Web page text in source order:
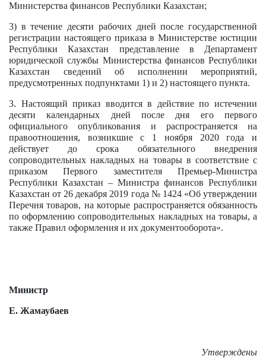
Министерства финансов Республики Казахстан;
3) в течение десяти рабочих дней после государственной
регистрации настоящего приказа в Министерстве юстиции
Республики Казахстан представление в Департамент
юридической службы Министерства финансов Республики
Казахстан сведений об исполнении мероприятий,
предусмотренных подпунктами 1) и 2) настоящего пункта.
3. Настоящий приказ вводится в действие по истечении
десяти календарных дней после дня его первого
официального опубликования и распространяется на
правоотношения, возникшие с 1 ноября 2020 года и
действует до срока обязательного внедрения
сопроводительных накладных на товары в соответствие с
приказом Первого заместителя Премьер-Министра
Республики Казахстан – Министра финансов Республики
Казахстан от 26 декабря 2019 года № 1424 «Об утверждении
Перечня товаров, на которые распространяется обязанность
по оформлению сопроводительных накладных на товары, а
также Правил оформления и их документооборота».
Министр
Е. Жамаубаев
Утверждены